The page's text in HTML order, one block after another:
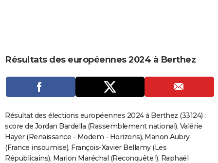
Carte de Noël
Carte Bonne année
Carte Saint-Valentin
Carte Pâques
Carte d'anniversaire
DICTIONNAIRE
COPAINS D'AVANT
S'inscrire
Se connecter
Lycées
Collèges
Primaires
Universités
Entreprises
Service militaire
Avis de recherche
AVIS DE DÉCÈS
Résultats des européennes 2024 à Berthez
Résultat des élections européennes 2024 à Berthez (33124) :
score de Jordan Bardella (Rassemblement national), Valérie
Hayer (Renaissance - Modem - Horizons), Manon Aubry
(France insoumise), François-Xavier Bellamy (Les
Républicains), Marion Maréchal (Reconquête !), Raphaël